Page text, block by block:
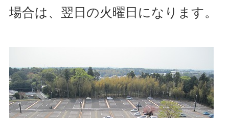
場合は、翌日の火曜日になります。